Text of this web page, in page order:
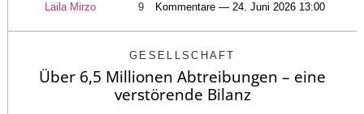
Laila Mirzo 9 Kommentare — 24. Juni 2026 13:00
GESELLSCHAFT
Über 6,5 Millionen Abtreibungen – eine
verstörende Bilanz